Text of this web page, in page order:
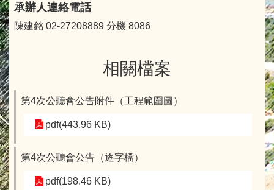
承辦人連絡電話
陳建銘 02-27208889 分機 8086
相關檔案
第4次公聽會公告附件（工程範圍圖）
pdf(443.96 KB)
第4次公聽會公告（逐字檔）
pdf(198.46 KB)